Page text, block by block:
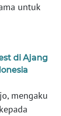
untuk
di Ajang
mengaku